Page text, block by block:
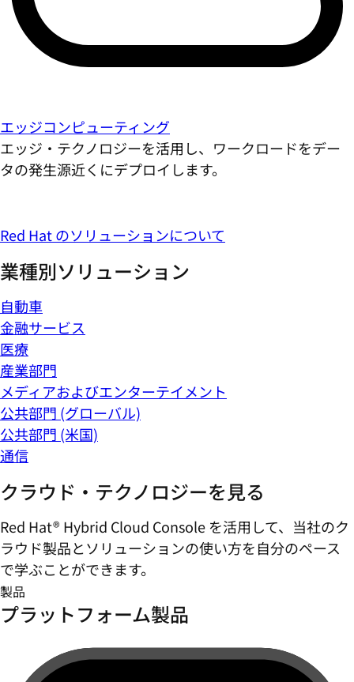
エッジコンピューティング
エッジ・テクノロジーを活用し、ワークロードをデー
タの発生源近くにデプロイします。
Red Hat のソリューションについて
業種別ソリューション
自動車
金融サービス
医療
産業部門
メディアおよびエンターテイメント
公共部門 (グローバル)
公共部門 (米国)
通信
クラウド・テクノロジーを見る
Red Hat® Hybrid Cloud Console を活用して、当社のク
ラウド製品とソリューションの使い方を自分のペース
で学ぶことができます。
製品
プラットフォーム製品